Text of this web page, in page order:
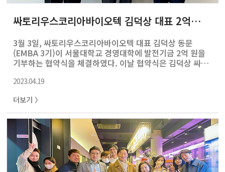
싸토리우스코리아바이오텍 김덕상 대표 2억원 기부 협약식 개최
3월 3일, 싸토리우스코리아바이오텍 대표 김덕상 동문
(EMBA 3기)이 서울대학교 경영대학에 발전기금 2억 원을
기부하는 협약식을 체결하였다. 이날 협약식은 김덕상 싸토
영대 교무부학장이 참석했다. 김덕상 대표는 “이번 기부를
는 다양한 경영 의사결정 문제에 대한 연구가 많이 이뤄지
길 희망한다”고 협약 소감을 밝혔다. 김상훈 학장은 “그동
안 경영대학에서 상대적으로 낮은 비중으로 다루어졌던 제
약, 바이오, 헬스 산업에 대한 연구와 교육 기회를 많이 만들
겠다”고 화답했다. 해당 기부금은 바이오 산업 관련 연구,
바이오 기업 사례 개발, MBA를 포함한 학부 및 대학원 교과
목 개설 등 바이오 산업 연구..
2023.04.19
더보기 〉